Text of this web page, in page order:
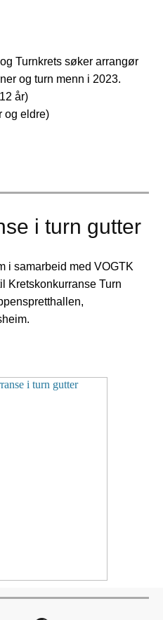
Turnkrets søker arrangør
og turn menn i 2023.
år)
og eldre)
i turn gutter
i samarbeid med VOGTK
Kretskonkurranse Turn